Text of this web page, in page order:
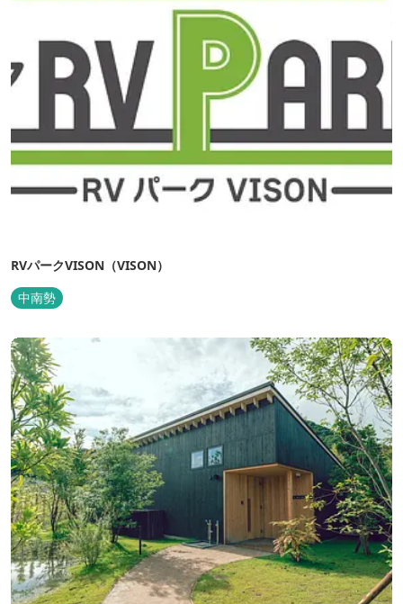
RVパークVISON（VISON）
中南勢